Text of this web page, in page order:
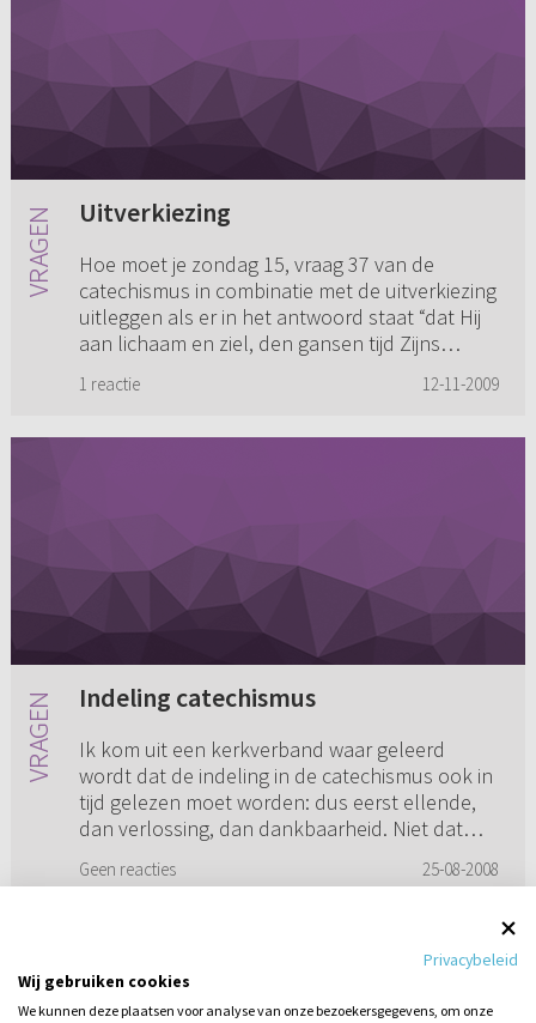
Uitverkiezing
Hoe moet je zondag 15, vraag 37 van de
catechismus in combinatie met de uitverkiezing
uitleggen als er in het antwoord staat “dat Hij
aan lichaam en ziel, den gansen tijd Zijns
1 reactie 12-11-2009
Indeling catechismus
Ik kom uit een kerkverband waar geleerd
wordt dat de indeling in de catechismus ook in
tijd gelezen moet worden: dus eerst ellende,
dan verlossing, dan dankbaarheid. Niet dat
Geen reacties 25-08-2008
1
Privacybeleid
Wij gebruiken cookies
We kunnen deze plaatsen voor analyse van onze bezoekersgegevens, om onze